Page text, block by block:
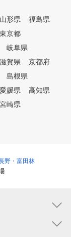
山形県
福島県
東京都
岐阜県
滋賀県
京都府
島根県
愛媛県
高知県
宮崎県
野・富田林